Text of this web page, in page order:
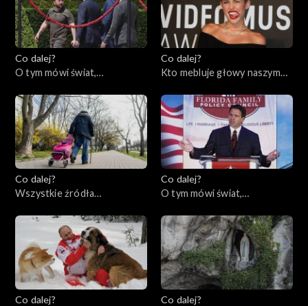
Co dalej?
O tym mówi świat,
Co dalej?
Kto mebluje głowy naszym
Co dalej?
Wszystkie źródła
Co dalej?
O tym mówi świat,
Co dalej?
Co dalej?